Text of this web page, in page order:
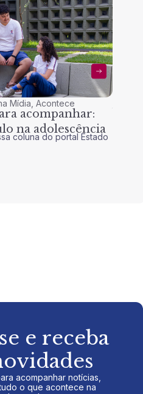
Mídia ,Acontece
acompanhar:
na adolescência
coluna do portal Estado
e receba
acompanhar notícias,
o que acontece na